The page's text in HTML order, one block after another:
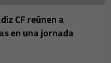
CF reúnen a
en una jornada